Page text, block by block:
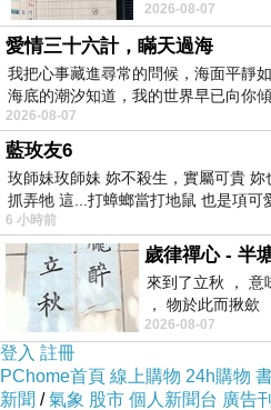
2026-08-07
愛情三十六計，瞞天過海
我把心事藏進尋常的問候，海面平靜
海底的潮汐知道，我的世界早已向你傾
2026-08-07
藍玫友6
玫師妹玫師妹 妳不殺生，實屬可貴 妳
抓弄牠 這...打蟑螂當打地鼠 也是項可
6 小時前
歲律禪心 - 半
來到了立秋 ， 意
， 物於此而揪歛
2026-08-07
登入 註冊
PChome首頁 線上購物 24h購物
新聞 /氣象 股市 個人新聞台 廣告